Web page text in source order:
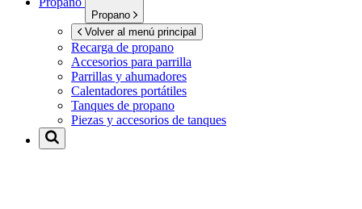
Propano
Volver al menú principal
Recarga de propano
Accesorios para parrilla
Parrillas y ahumadores
Calentadores portátiles
Tanques de propano
Piezas y accesorios de tanques